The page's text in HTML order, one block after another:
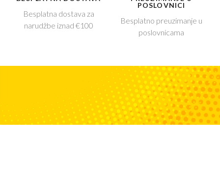
Besplatna dostava za
narudžbe iznad €100
POSLOVNICI
Besplatno preuzimanje u
poslovnicama